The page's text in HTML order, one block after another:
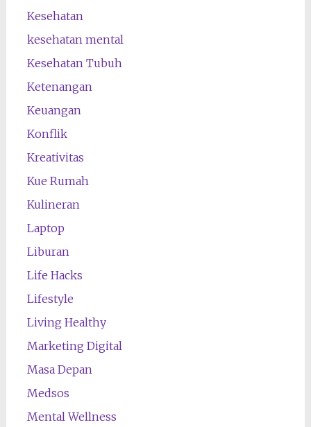
Kesehatan
kesehatan mental
Kesehatan Tubuh
Ketenangan
Keuangan
Konflik
Kreativitas
Kue Rumah
Kulineran
Laptop
Liburan
Life Hacks
Lifestyle
Living Healthy
Marketing Digital
Masa Depan
Medsos
Mental Wellness